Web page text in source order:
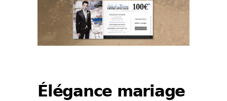
Élégance mariage